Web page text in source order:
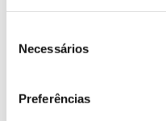
Necessários
Preferências
podem ser
aula, para atuarem
gerando uma